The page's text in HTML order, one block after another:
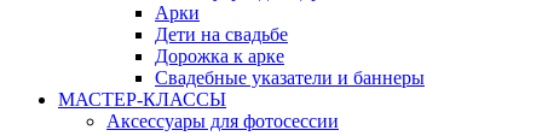
Арки
Дети на свадьбе
Дорожка к арке
Свадебные указатели и баннеры
МАСТЕР-КЛАССЫ
Аксессуары для фотосессии